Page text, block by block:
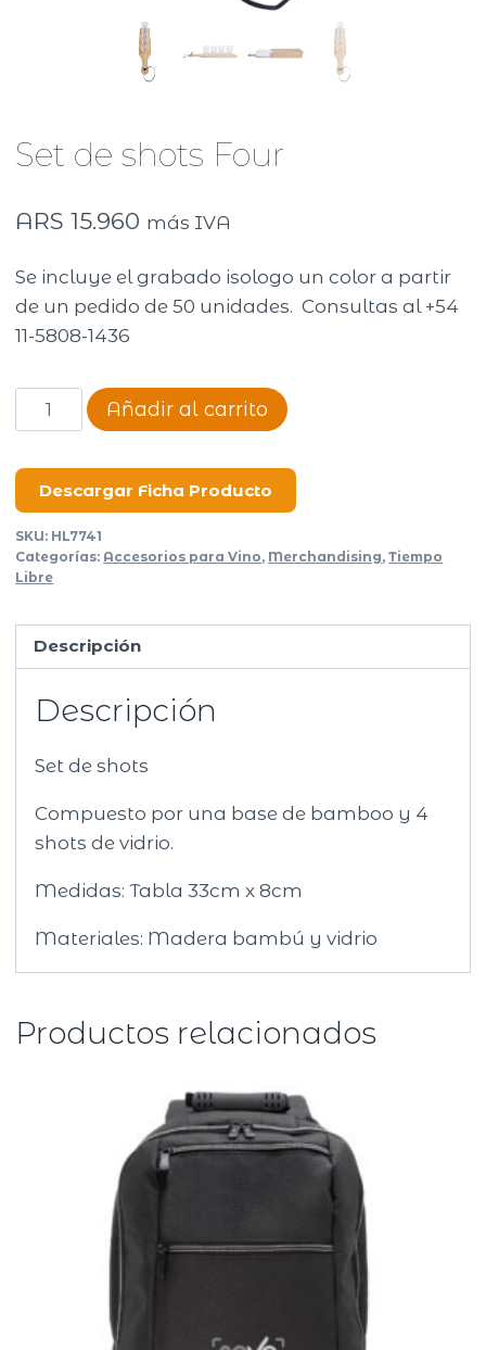
Set de shots Four
ARS 15.960 más IVA
Se incluye el grabado isologo un color a partir
de un pedido de 50 unidades. Consultas al +54
11-5808-1436
de
Four
cantidad
Añadir al carrito
Descargar Ficha Producto
SKU: HL7741
Categorías: Accesorios para Vino, Merchandising,Tiempo
Libre
Descripción
Descripción
Set de shots
Compuesto por una base de bamboo y 4
shots de vidrio.
Medidas: Tabla 33cm x 8cm
Materiales: Madera bambú y vidrio
Productos relacionados